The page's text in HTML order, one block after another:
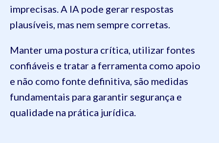
imprecisas. A IA pode gerar respostas
plausíveis, mas nem sempre corretas.
Manter uma postura crítica, utilizar fontes
confiáveis e tratar a ferramenta como apoio
e não como fonte definitiva, são medidas
fundamentais para garantir segurança e
qualidade na prática jurídica.